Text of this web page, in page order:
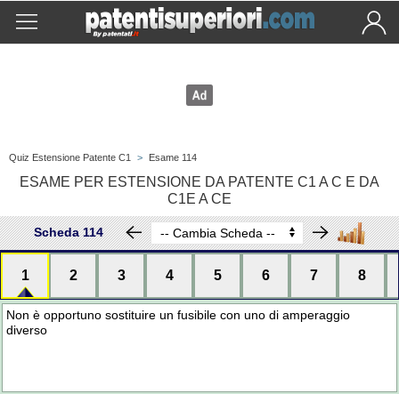
Quiz Estensione Patente C1 > Esame 114
ESAME PER ESTENSIONE DA PATENTE C1 A C E DA
C1E A CE
Scheda 114
1 2 3 4 5 6 7 8
Non è opportuno sostituire un fusibile con uno di amperaggio
diverso